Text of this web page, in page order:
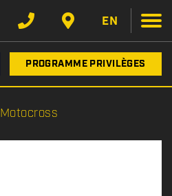
EN
PROGRAMME PRIVILÈGES
Motocross